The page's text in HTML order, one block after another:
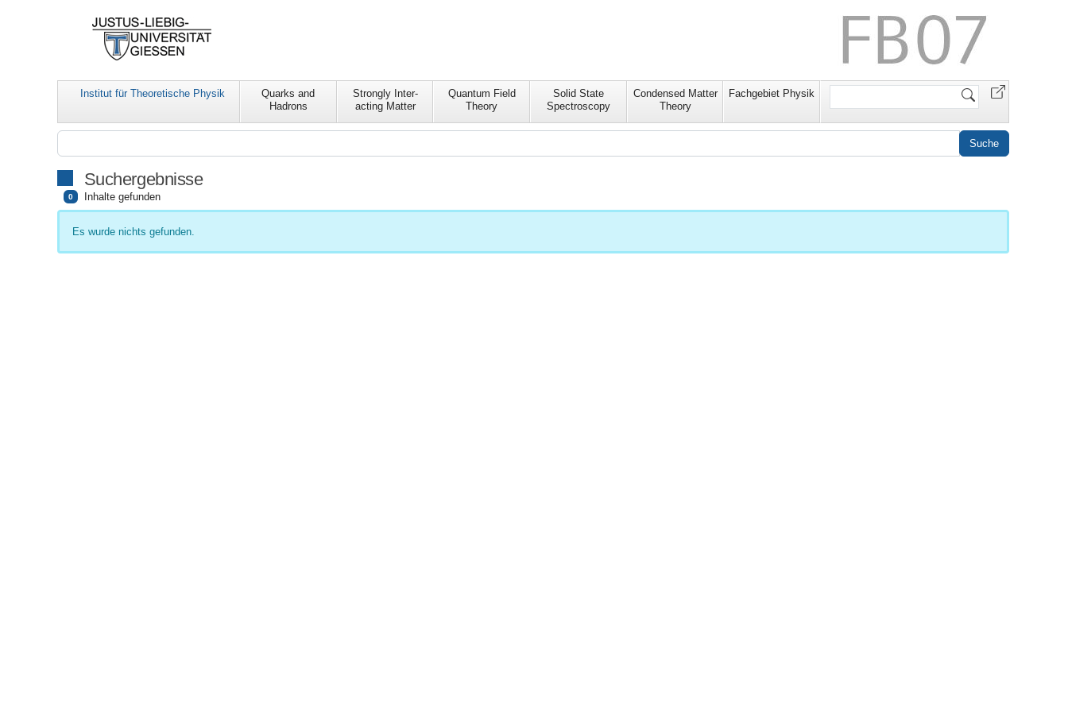
Institut für Theoretische Physik
Quarks and
Hadrons
Strongly Inter-
acting Matter
Quantum Field
Theory
Solid State
Spectroscopy
Condensed Matter
Theory
Fachgebiet Physik
Website
Suchergebnisse
0 Inhalte gefunden
Es wurde nichts gefunden.